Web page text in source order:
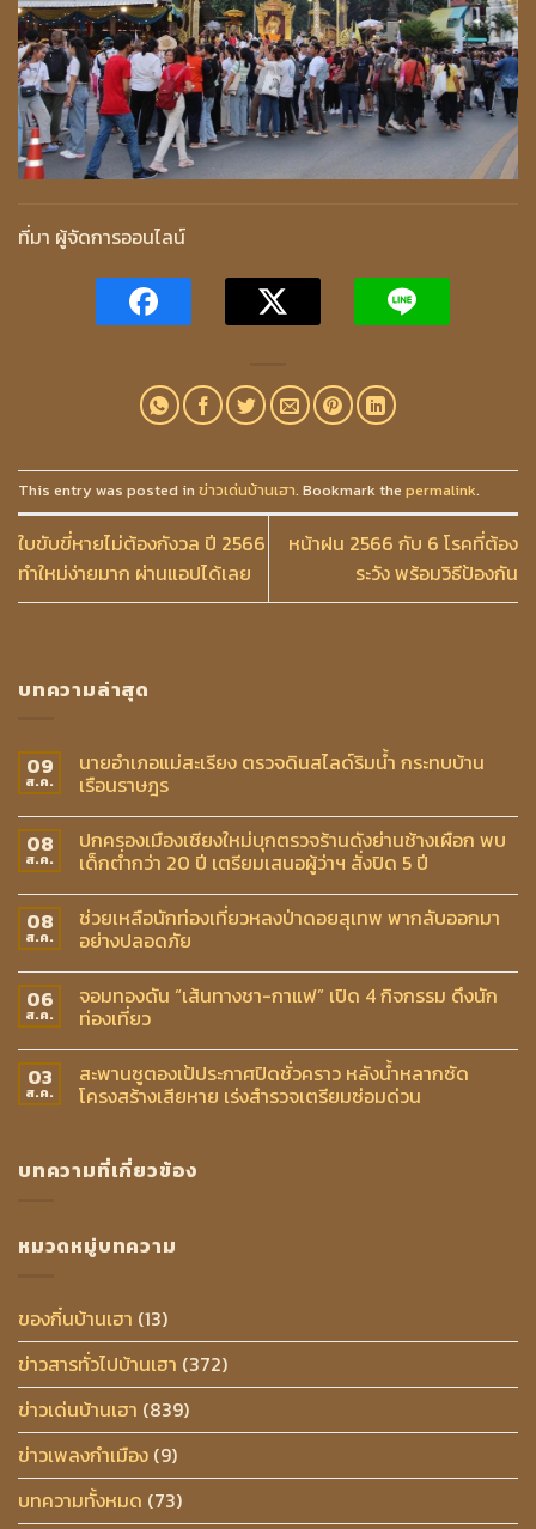
ที่มา ผู้จัดการออนไลน์
This entry was posted in ข่าวเด่นบ้านเฮา. Bookmark the permalink.
ใบขับขี่หายไม่ต้องกังวล ปี 2566
ทำใหม่ง่ายมาก ผ่านแอปได้เลย
หน้าฝน 2566 กับ 6 โรคที่ต้อง
ระวัง พร้อมวิธีป้องกัน
บทความล่าสุด
09
ส.ค.
นายอำเภอแม่สะเรียง ตรวจดินสไลด์ริมน้ำ กระทบบ้าน
เรือนราษฎร
08
ส.ค.
ปกครองเมืองเชียงใหม่บุกตรวจร้านดังย่านช้างเผือก พบ
เด็กต่ำกว่า 20 ปี เตรียมเสนอผู้ว่าฯ สั่งปิด 5 ปี
08
ส.ค.
ช่วยเหลือนักท่องเที่ยวหลงป่าดอยสุเทพ พากลับออกมา
อย่างปลอดภัย
06
ส.ค.
จอมทองดัน “เส้นทางชา-กาแฟ” เปิด 4 กิจกรรม ดึงนัก
ท่องเที่ยว
03
ส.ค.
สะพานซูตองเป้ประกาศปิดชั่วคราว หลังน้ำหลากซัด
โครงสร้างเสียหาย เร่งสำรวจเตรียมซ่อมด่วน
บทความที่เกี่ยวข้อง
หมวดหมู่บทความ
ของกิ๋นบ้านเฮา (13)
ข่าวสารทั่วไปบ้านเฮา (372)
ข่าวเด่นบ้านเฮา (839)
ข่าวเพลงกำเมือง (9)
บทความทั้งหมด (73)